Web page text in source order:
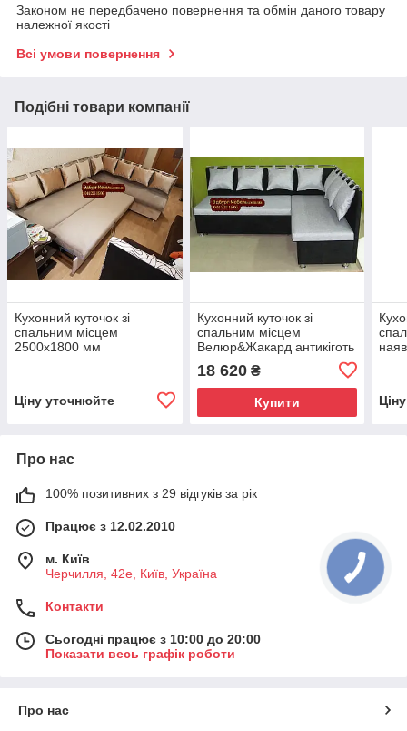
Законом не передбачено повернення та обмін даного товару
належної якості
Всі умови повернення
Подібні товари компанії
Кухонний куточок зі
спальним місцем
2500х1800 мм
Ціну уточнюйте
Кухонний куточок зі
спальним місцем
Велюр&Жакард антикіготь
18 620₴
Купити
Про нас
100% позитивних з 29 відгуків за рік
Працює з 12.02.2010
м. Київ
Черчилля, 42е, Київ, Україна
Контакти
Сьогодні працює з 10:00 до 20:00
Показати весь графік роботи
Про нас